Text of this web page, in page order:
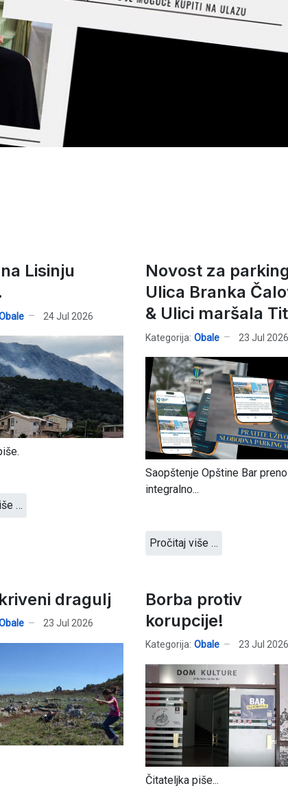
Lisinju
24 Jul 2026
…
Novost za
Ulica Branka
& Ulici maršala
Kategorija: Obale 23 Jul 2026
Saopštenje Opštine Bar
integralno...
Pročitaj više …
dragulj
23 Jul 2026
Borba protiv
korupcije!
Kategorija: Obale 23 Jul 2026
Čitateljka piše...